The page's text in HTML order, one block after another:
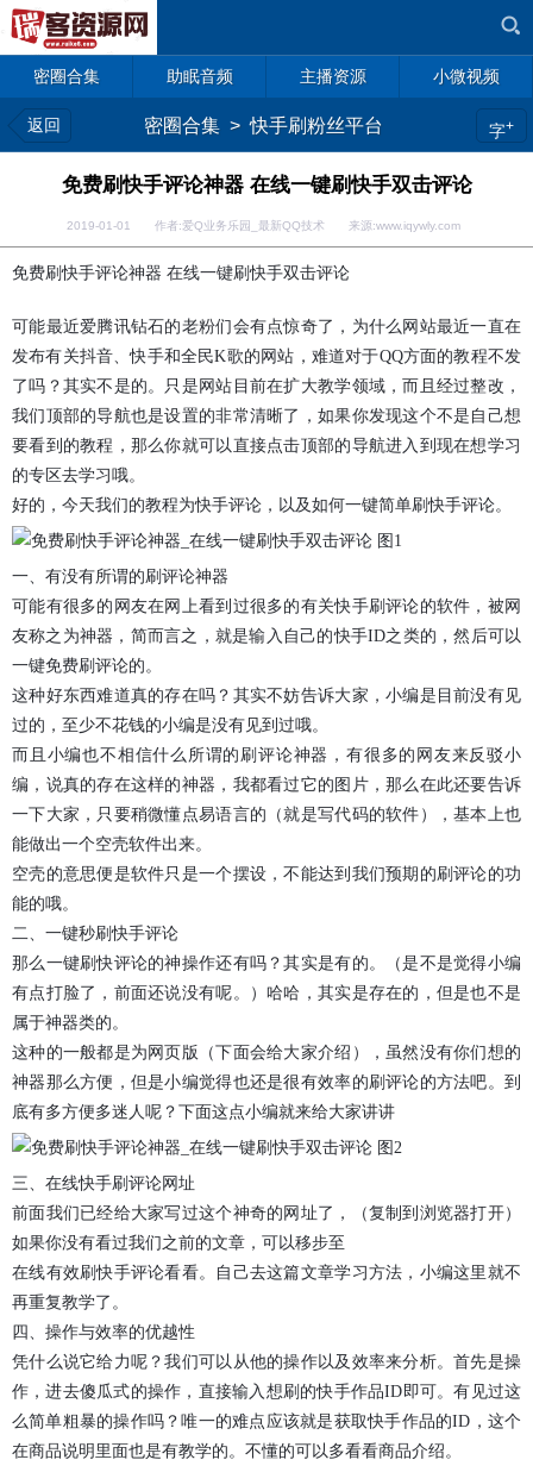
密圈合集 助眠音频 主播资源 小微视频
返回 密圈合集 >快手刷粉丝平台 字+
免费刷快手评论神器 在线一键刷快手双击评论
2019-01-01 作者:爱Q业务乐园_最新QQ技术 来源:www.iqywly.com
免费刷快手评论神器 在线一键刷快手双击评论
可能最近爱腾讯钻石的老粉们会有点惊奇了，为什么网站最近一直在
发布有关抖音、快手和全民K歌的网站，难道对于QQ方面的教程不发
了吗？其实不是的。只是网站目前在扩大教学领域，而且经过整改，
我们顶部的导航也是设置的非常清晰了，如果你发现这个不是自己想
要看到的教程，那么你就可以直接点击顶部的导航进入到现在想学习
的专区去学习哦。
好的，今天我们的教程为快手评论，以及如何一键简单刷快手评论。
一、 有没有所谓的刷评论神器
可能有很多的网友在网上看到过很多的有关快手刷评论的软件，被网
友称之为神器，简而言之，就是输入自己的快手ID之类的，然后可以
一键免费刷评论的。
这种好东西难道真的存在吗？其实不妨告诉大家，小编是目前没有见
过的，至少不花钱的小编是没有见到过哦。
而且小编也不相信什么所谓的刷评论神器，有很多的网友来反驳小
编，说真的存在这样的神器，我都看过它的图片，那么在此还要告诉
一下大家，只要稍微懂点易语言的（就是写代码的软件），基本上也
能做出一个空壳软件出来。
空壳的意思便是软件只是一个摆设，不能达到我们预期的刷评论的功
能的哦。
二、 一键秒刷快手评论
那么一键刷快评论的神操作还有吗？其实是有的。（是不是觉得小编
有点打脸了，前面还说没有呢。）哈哈，其实是存在的，但是也不是
属于神器类的。
这种的一般都是为网页版（下面会给大家介绍），虽然没有你们想的
神器那么方便，但是小编觉得也还是很有效率的刷评论的方法吧。到
底有多方便多迷人呢？下面这点小编就来给大家讲讲
三、 在线快手刷评论网址
前面我们已经给大家写过这个神奇的网址了，（复制到浏览器打开）
如果你没有看过我们之前的文章，可以移步至
在线有效刷快手评论看看。自己去这篇文章学习方法，小编这里就不
再重复教学了。
四、操作与效率的优越性
凭什么说它给力呢？我们可以从他的操作以及效率来分析。首先是操
作，进去傻瓜式的操作，直接输入想刷的快手作品ID即可。有见过这
么简单粗暴的操作吗？唯一的难点应该就是获取快手作品的ID，这个
在商品说明里面也是有教学的。不懂的可以多看看商品介绍。